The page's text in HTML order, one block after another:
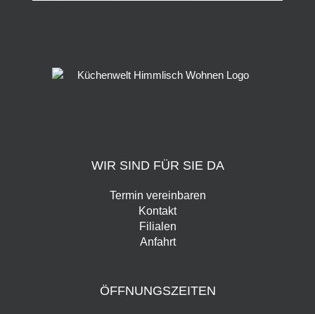
WIR SIND FÜR SIE DA
Termin vereinbaren
Kontakt
Filialen
Anfahrt
ÖFFNUNGSZEITEN